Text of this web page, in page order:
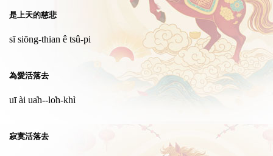
是上天的慈悲
sī siōng-thian ê tsû-pi
為愛活落去
uī ài ua̍h--lo̍h-khì
寂寞活落去